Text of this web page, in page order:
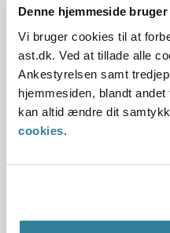
Denne hjemmeside
Vi bruger cookies til at
ast.dk. Ved at tillade alle
Ankestyrelsen samt
hjemmesiden, blandt
kan altid ændre dit
cookies.
Offentliggørelsesdato
11.07.2013
Paragraf
§ 27 § 24